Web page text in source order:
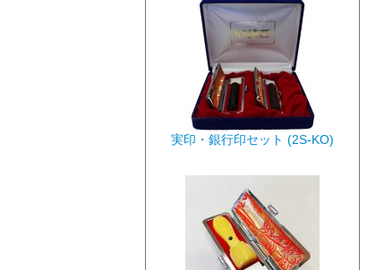
実印・銀行印セット (2S-KO)